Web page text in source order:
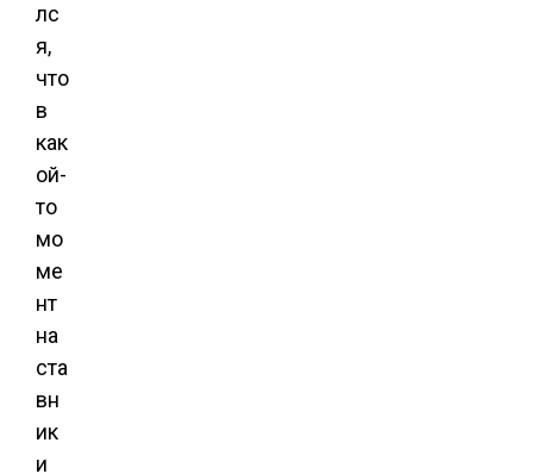
лс
я,
что
в
как
ой-
то
мо
ме
нт
на
ста
вн
ик
и